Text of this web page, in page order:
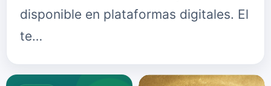
disponible en plataformas digitales. El
te…